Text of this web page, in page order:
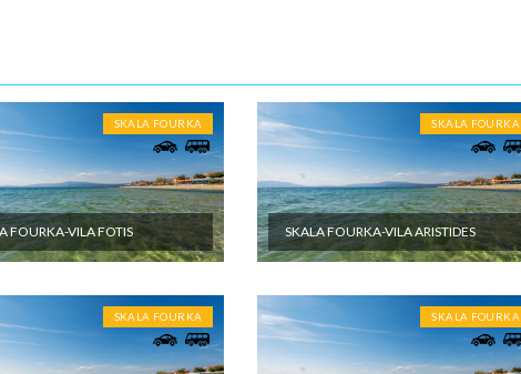
JE UKLJUČENO
aranžmana obuhvata: - Prevoz turističkim autobusom (visokopodni ili
audio i video opremljenost, klima, wi-fi) ili sopstvenim prevozom do
destinacije - Smeštaj na bazi izabranog broja noćenja u izabranom
studijima/apartmanima; - Usluge predstavnika agencije organizatora
ili inopartnera tokom boravka; - Troškove organizacije i vođstva puta.
NIJE UKLJUČENO
aranžmana ne obuhvata: - U cenu nije uračunata boravišna taksa. Cena
jedinici po danu i plaća se na licu mesta - Međunarodno putno
SKALA FOURKA
FOURKA-VILA FOTIS
SKALA FOURKA
SKALA FOURKA-VILA ARISTIDES
SKALA FOURKA SKALA FOURKA